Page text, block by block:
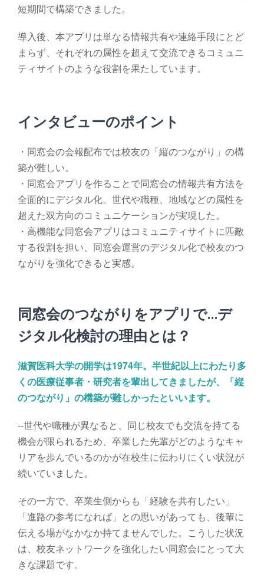
短期間で構築できました。
導入後、本アプリは単なる情報共有や連絡手段にとど
まらず、それぞれの属性を超えて交流できるコミュニ
ティサイトのような役割を果たしています。
インタビューのポイント
・同窓会の会報配布では校友の「縦のつながり」の構
築が難しい。
・同窓会アプリを作ることで同窓会の情報共有方法を
全面的にデジタル化。世代や職種、地域などの属性を
超えた双方向のコミュニケーションが実現した。
・高機能な同窓会アプリはコミュニティサイトに匹敵
する役割を担い、同窓会運営のデジタル化で校友のつ
ながりを強化できると実感。
同窓会のつながりをアプリで…デ
ジタル化検討の理由とは？
滋賀医科大学の開学は1974年。半世紀以上にわたり多
くの医療従事者・研究者を輩出してきましたが、「縦
のつながり」の構築が難しかったといいます。
--世代や職種が異なると、同じ校友でも交流を持てる
機会が限られるため、卒業した先輩がどのようなキャ
リアを歩んでいるのかが在校生に伝わりにくい状況が
続いていました。
その一方で、卒業生側からも「経験を共有したい」
「進路の参考になれば」との思いがあっても、後輩に
伝える場がなかなか持てませんでした。こうした状況
は、校友ネットワークを強化したい同窓会にとって大
きな課題です。